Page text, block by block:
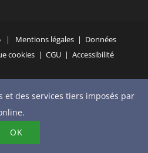
| Mentions légales| Données
cookies| CGU| Accessibilité
InstagramFacebookLinkedInEmail
Téléphone
et des services tiers imposés par
OK